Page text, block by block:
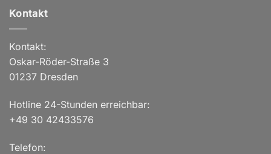
Kontakt
Kontakt:
Oskar-Röder-Straße 3
01237 Dresden
Hotline 24-Stunden erreichbar:
+49 30 42433576
Telefon: